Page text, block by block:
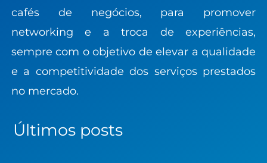
cafés de negócios, para promover
networking e a troca de experiências,
sempre com o objetivo de elevar a qualidade
e a competitividade dos serviços prestados
no mercado.
Últimos posts